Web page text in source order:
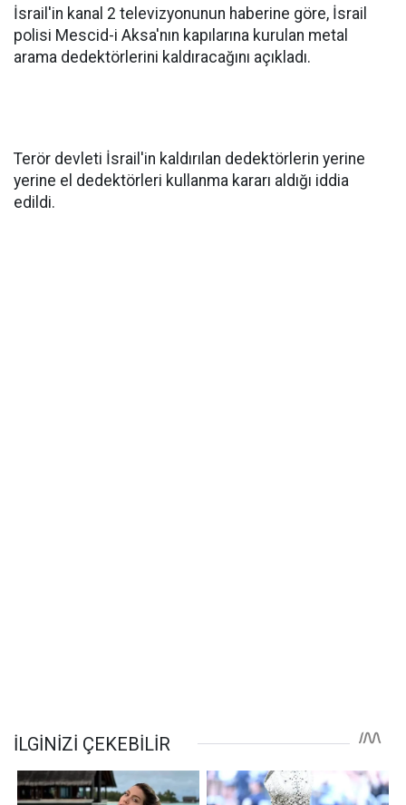
İsrail'in kanal 2 televizyonunun haberine göre, İsrail
polisi Mescid-i Aksa'nın kapılarına kurulan metal
arama dedektörlerini kaldıracağını açıkladı.
Terör devleti İsrail'in kaldırılan dedektörlerin yerine
yerine el dedektörleri kullanma kararı aldığı iddia
edildi.